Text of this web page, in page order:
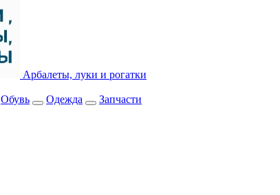
Арбалеты, луки и рогатки
Обувь Одежда Запчасти